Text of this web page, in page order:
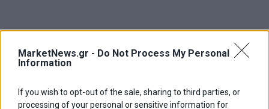
MarketNews.gr - Do Not Process My Personal
Information
If you wish to opt-out of the sale, sharing to third parties, or
processing of your personal or sensitive information for